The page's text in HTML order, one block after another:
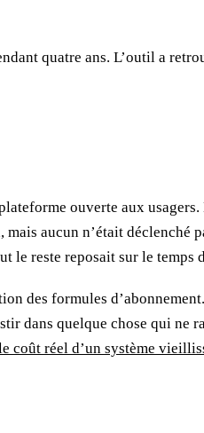
quatre ans. L’outil a
ouverte aux usagers.
aucun n’était
le reste reposait sur le temps
des formules
dans quelque chose qui ne
coût réel d’un système